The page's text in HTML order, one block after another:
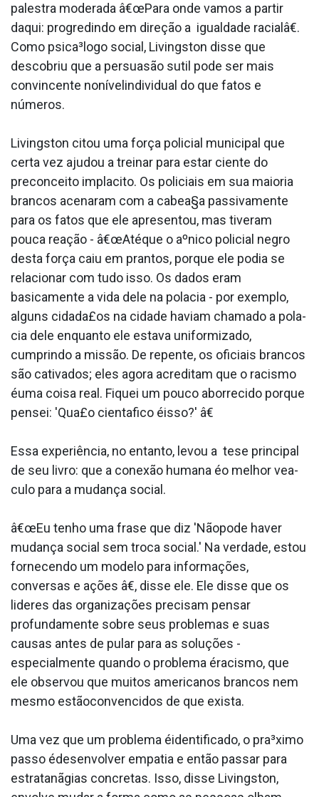
palestra moderada â€œPara onde vamos a partir
daqui: progredindo em direção a igualdade racialâ€.
Como psica³logo social, Livingston disse que
descobriu que a persuasão sutil pode ser mais
convincente nonívelindividual do que fatos e
números.
Livingston citou uma força policial municipal que
certa vez ajudou a treinar para estar ciente do
preconceito impla­cito. Os policiais em sua maioria
brancos acenaram com a cabea§a passivamente
para os fatos que ele apresentou, mas tiveram
pouca reação - â€œAtéque o aºnico policial negro
desta força caiu em prantos, porque ele podia se
relacionar com tudo isso. Os dados eram
basicamente a vida dele na pola­cia - por exemplo,
alguns cidada£os na cidade haviam chamado a pola­
cia dele enquanto ele estava uniformizado,
cumprindo a missão. De repente, os oficiais brancos
são cativados; eles agora acreditam que o racismo
éuma coisa real. Fiquei um pouco aborrecido porque
pensei: 'Qua£o cienta­fico éisso?' â€
Essa experiência, no entanto, levou a tese principal
de seu livro: que a conexão humana éo melhor vea­
culo para a mudança social.
â€œEu tenho uma frase que diz 'Nãopode haver
mudança social sem troca social.' Na verdade, estou
fornecendo um modelo para informações,
conversas e ações â€, disse ele. Ele disse que os
lideres das organizações precisam pensar
profundamente sobre seus problemas e suas
causas antes de pular para as soluções -
especialmente quando o problema éracismo, que
ele observou que muitos americanos brancos nem
mesmo estãoconvencidos de que exista.
Uma vez que um problema éidentificado, o pra³ximo
passo édesenvolver empatia e então passar para
estratanãgias concretas. Isso, disse Livingston,